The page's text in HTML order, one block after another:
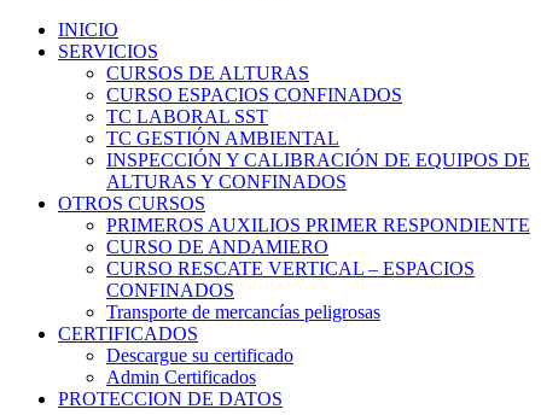
INICIO
SERVICIOS
CURSOS DE ALTURAS
CURSO ESPACIOS CONFINADOS
TC LABORAL SST
TC GESTIÓN AMBIENTAL
INSPECCIÓN Y CALIBRACIÓN DE EQUIPOS DE
ALTURAS Y CONFINADOS
OTROS CURSOS
PRIMEROS AUXILIOS PRIMER RESPONDIENTE
CURSO DE ANDAMIERO
CURSO RESCATE VERTICAL – ESPACIOS
CONFINADOS
Transporte de mercancías peligrosas
CERTIFICADOS
Descargue su certificado
Admin Certificados
PROTECCION DE DATOS